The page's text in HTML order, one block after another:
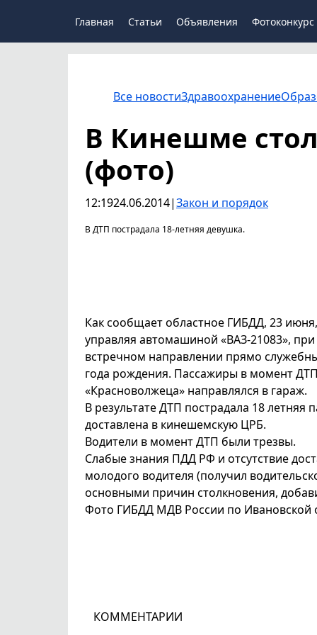
Главная Статьи Объявления Фотоконкурс
Все новостиЗдравоохранение
В Кинешме
(фото)
12:1924.06.2014|Закон и порядок
В ДТП пострадала 18-летняя девушка.
Как сообщает областное ГИБДД, 23
управляя автомашиной «ВАЗ-21083»,
встречном направлении прямо
года рождения. Пассажиры в момент ДТП
«Красноволжеца» направлялся в гараж.
В результате ДТП пострадала 18
доставлена в кинешемскую ЦРБ.
Водители в момент ДТП были трезвы.
Слабые знания ПДД РФ и отсутствие
молодого водителя (получил
основными причин столкновения,
Фото ГИБДД МДВ России по Ивановской
КОММЕНТАРИИ